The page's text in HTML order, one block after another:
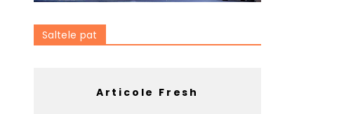
Saltele pat
Articole Fresh